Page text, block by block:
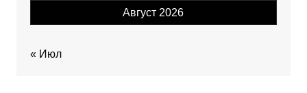
Август 2026
« Июл